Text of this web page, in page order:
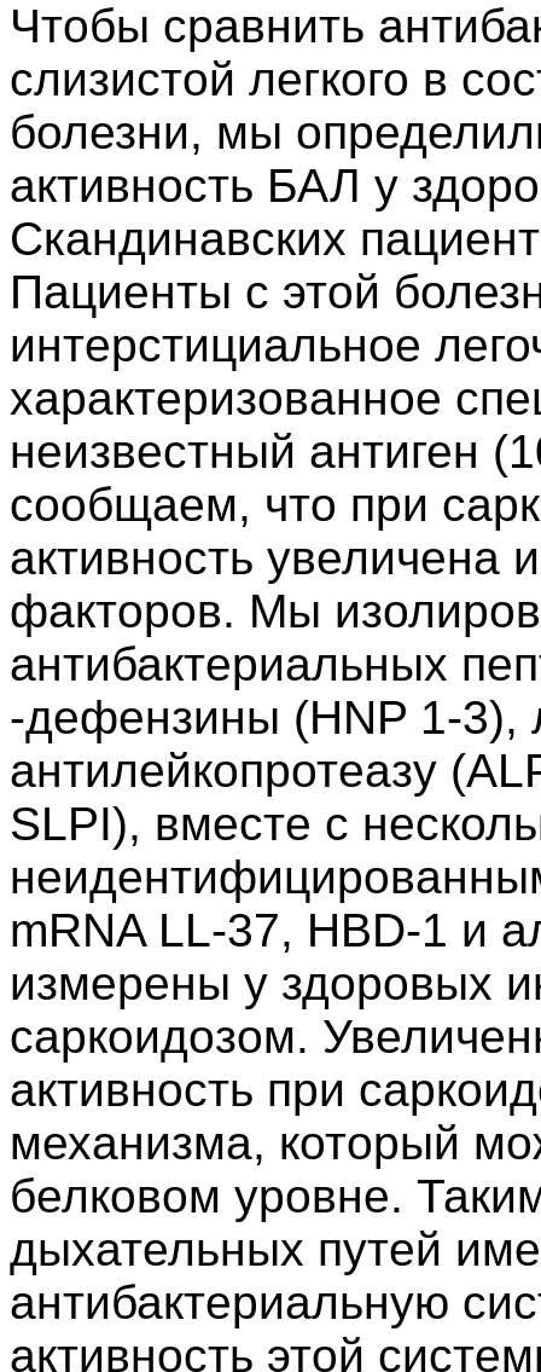
Чтобы сравнить
слизистой легкого в
болезни, мы
активность БАЛ у
Скандинавских
Пациенты с этой
интерстициальное
характеризованное
неизвестный антиген
сообщаем, что при
активность увеличена
факторов. Мы
антибактериальных
-дефензины (HNP 1-3),
антилейкопротеазу
SLPI), вместе с
mRNA LL-37, HBD-1 и
измерены у здоровых
саркоидозом.
активность при
механизма, который
белковом уровне.
дыхательных путей
антибактериальную
активность этой